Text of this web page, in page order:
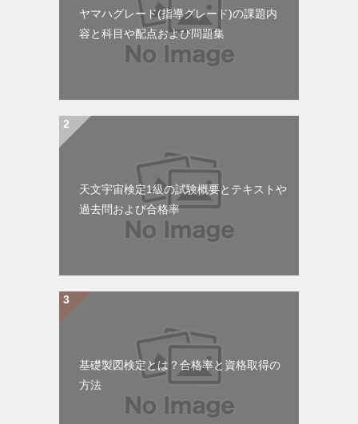
ヤマハグレード(指導グレード)の課題内
容と科目や配点および問題集
天文宇宙検定1級の試験概要とテキストや
過去問および合格率
基礎製図検定とは？合格率と資格取得の
方法